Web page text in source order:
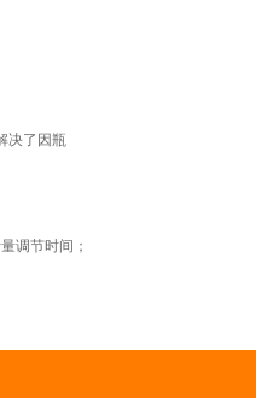
决了因瓶
调节时间；